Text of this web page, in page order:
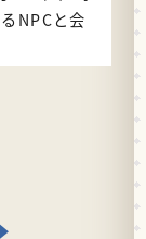
NPCと会